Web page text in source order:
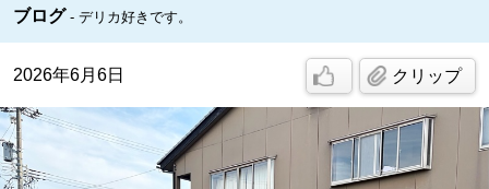
ブログ デリカ好きです。
2026年6月6日 クリップ